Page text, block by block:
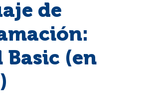
de
Basic (en